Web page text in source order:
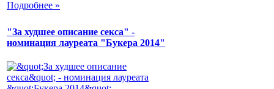
Подробнее »
"За худшее описание секса" -
номинация лауреата "Букера 2014"